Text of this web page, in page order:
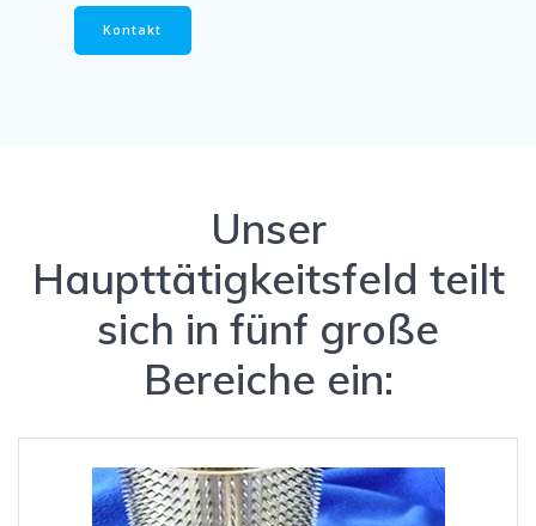
Kontakt
Unser
Haupttätigkeitsfeld teilt
sich in fünf große
Bereiche ein: